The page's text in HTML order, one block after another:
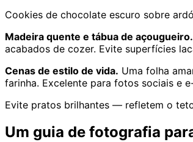
Cookies de chocolate escuro sobre
Madeira quente e tábua de açougueiro.
acabados de cozer. Evite superfícies
Cenas de estilo de vida. Uma folha
farinha. Excelente para fotos sociais e
Evite pratos brilhantes — refletem o
Um guia de fotografia